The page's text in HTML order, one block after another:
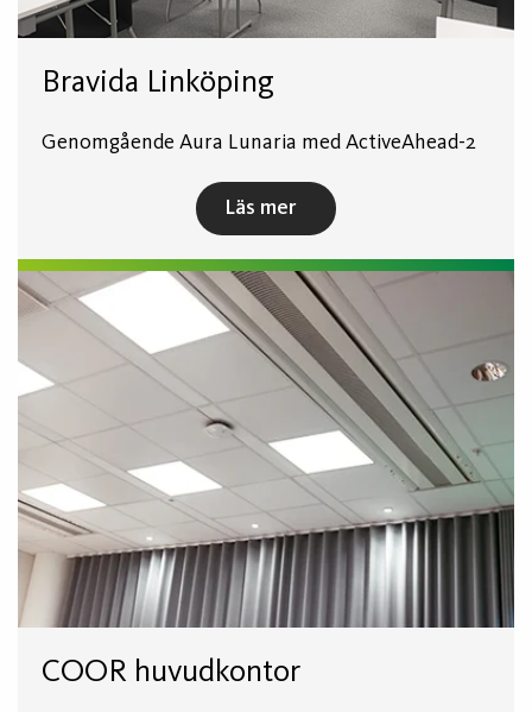
Bravida Linköping
Genomgående Aura Lunaria med ActiveAhead-2
Läs mer
COOR huvudkontor